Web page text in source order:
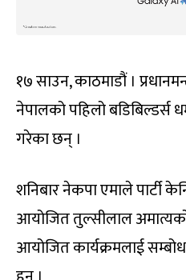
१७ साउन, काठमाडौं ।
नेपालको पहिलो बडिबिल्डर्स
गरेका छन् ।
शनिबार नेकपा एमाले पार्टी
आयोजित तुल्सीलाल
आयोजित कार्यक्रमलाई